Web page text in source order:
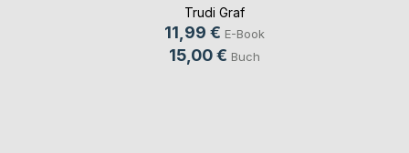
Trudi Graf
11,99 € E-Book
15,00 € Buch